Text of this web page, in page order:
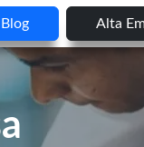
Blog Alta